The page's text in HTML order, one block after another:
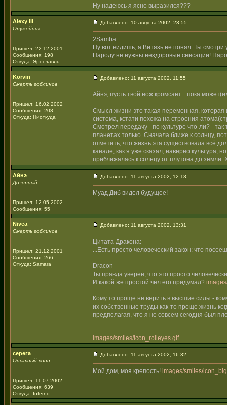
Ну надеюсь я ясно выразился???
Alexy III
Оружейник
Пришел: 22.12.2001
Сообщения: 198
Откуда: Ярославль
Добавлено: 10 августа 2002, 23:55
2Samba.
Ну вот видишь, а Витязь не понял. Ты смотри
Народу не нужны нездоровые сенсации!
Korvin
Смерть гоблинов
Пришел: 16.02.2002
Сообщения: 208
Откуда: Ниоткуда
Добавлено: 11 августа 2002, 11:55
Айнэ, пусть твой нож кромсает... пока
Смысл жизни это такая переменная, которая
система, кстати похожа на строения
Смотрел передачу - по культуре что-ли? -
планетах только. Сначала ближе к солнцу,
отметить, что жизнь эта существовала всё
канале, как я уже сказал, наверно культура,
приближалась к солнцу от плутона до
Айнэ
Дозорный
Пришел: 12.05.2002
Сообщения: 55
Добавлено: 11 августа 2002, 12:18
Муад Диб видел будущее!
Nivea
Смерть гоблинов
Пришел: 21.12.2001
Сообщения: 266
Откуда: Samara
Добавлено: 11 августа 2002, 13:31
Цитата Дракона:
...Есть просто человеческий закон: что
Dracon
Ты правда уверен, что это просто
И какой же простой чел его придумал?
Кому то проще не верить в высшие силы -
их собственные труды как-то проще жизнь
предполагая, что я не совсем сегодня был
images/smiles/icon_rolleyes.gif
серега
Опытный воин
Пришел: 11.07.2002
Сообщения: 639
Откуда: Inferno
Добавлено: 11 августа 2002, 16:32
Мой дом, моя крепость! images/smiles/